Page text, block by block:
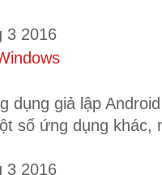
3 2016
dụng giả lập
số ứng dụng khác,
3 2016